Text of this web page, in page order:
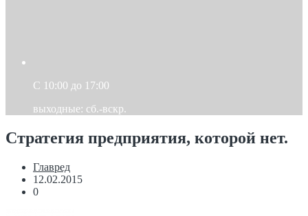
C 10:00 до 17:00
выходные: сб.-вскр.
Стратегия предприятия, которой нет.
Главред
12.02.2015
0